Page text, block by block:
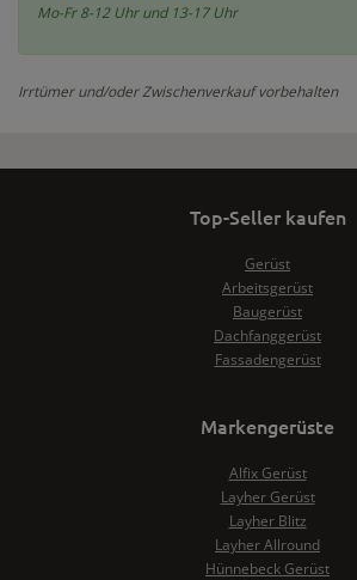
Mo-Fr 8-12 Uhr und 13-17 Uhr
Irrtümer und/oder Zwischenverkauf vorbehalten
Top-Seller kaufen
Gerüst
Arbeitsgerüst
Baugerüst
Dachfanggerüst
Fassadengerüst
Markengerüste
Alfix Gerüst
Layher Gerüst
Layher Blitz
Layher Allround
Hünnebeck Gerüst